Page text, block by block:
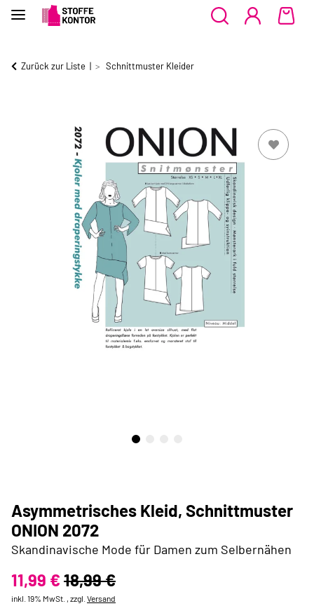
Zurück zur Liste Schnittmuster Kleider
Asymmetrisches Kleid, Schnittmuster
ONION 2072
Skandinavische Mode für Damen zum Selbernähen
11,99 € 18,99 €
inkl. 19% MwSt. , zzgl. Versand